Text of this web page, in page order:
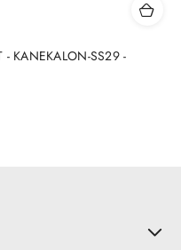
- KANEKALON-SS29 -